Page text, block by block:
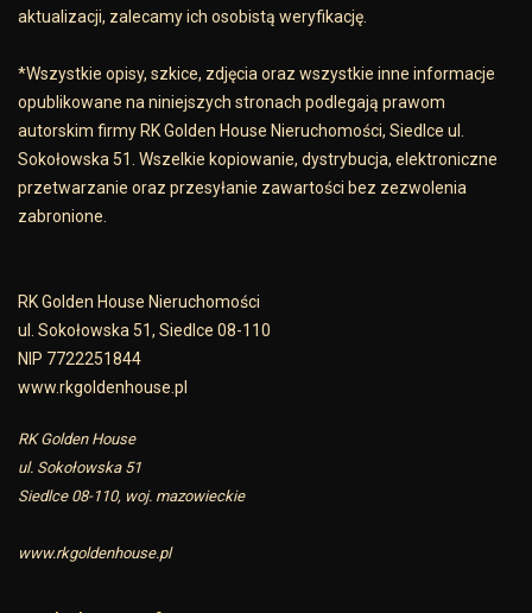
aktualizacji, zalecamy ich osobistą weryfikację.
*Wszystkie opisy, szkice, zdjęcia oraz wszystkie inne informacje
opublikowane na niniejszych stronach podlegają prawom
autorskim firmy RK Golden House Nieruchomości, Siedlce ul.
Sokołowska 51. Wszelkie kopiowanie, dystrybucja, elektroniczne
przetwarzanie oraz przesyłanie zawartości bez zezwolenia
zabronione.
RK Golden House Nieruchomości
ul. Sokołowska 51, Siedlce 08-110
NIP 7722251844
www.rkgoldenhouse.pl
RK Golden House
ul. Sokołowska 51
Siedlce 08-110, woj. mazowieckie
www.rkgoldenhouse.pl